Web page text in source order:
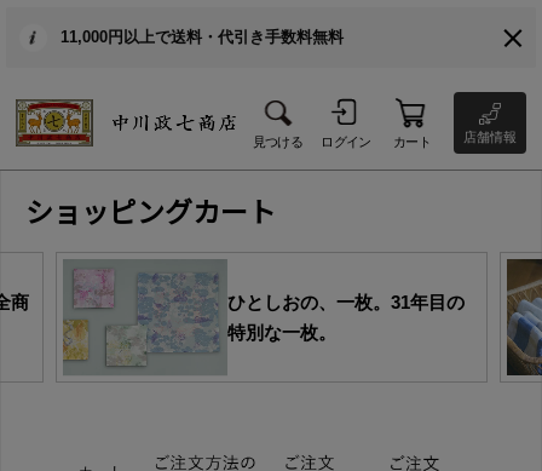
11,000円以上で送料・代引き手数料無料
見つける ログイン カート 店舗情報
ショッピングカート
商
ひとしおの、一枚。31年目の
特別な一枚。